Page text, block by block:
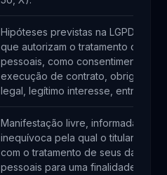
Hipóteses previstas na LGPD (Art.
que autorizam o tratamento de
pessoais, como consentimento,
execução de contrato, obrigação
legal, legítimo interesse, entre
Manifestação livre, informada e
inequívoca pela qual o titular
com o tratamento de seus dados
pessoais para uma finalidade